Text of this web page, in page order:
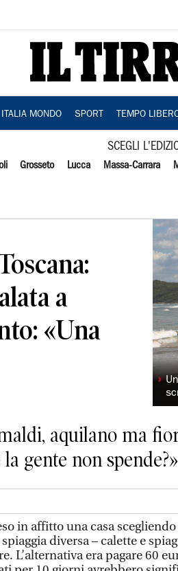
ITALIA MONDO SPORT TEMPO
SCEGLI
Grosseto Lucca Massa-Carrara
a
«Una
◗
aquilano ma
gente non spende?»
in affitto una casa
diversa – calette e
L’alternativa era pagare 60